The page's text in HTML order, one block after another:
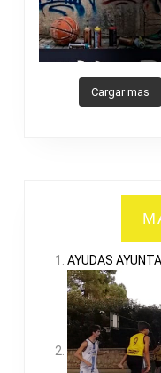
Cargar mas
AYUDAS